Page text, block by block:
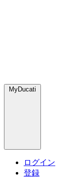
MyDucati
ログイン
登録